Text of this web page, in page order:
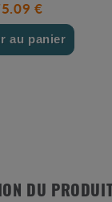
€
au panier
DU PRODUIT